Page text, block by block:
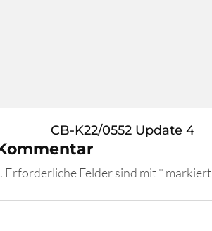
CB-K22/0552 Update 4
Erforderliche Felder sind mit* markiert